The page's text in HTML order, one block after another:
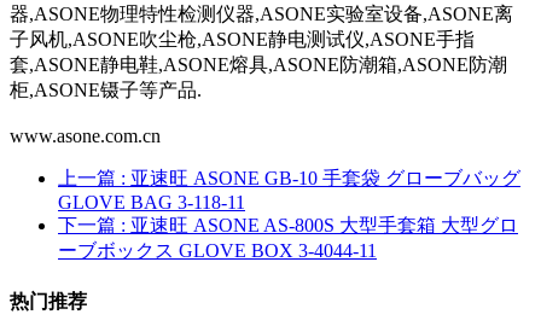
器,ASONE物理特性检测仪器,ASONE实验室设备,ASONE离
子风机,ASONE吹尘枪,ASONE静电测试仪,ASONE手指
套,ASONE静电鞋,ASONE熔具,ASONE防潮箱,ASONE防潮
柜,ASONE镊子等产品.
www.asone.com.cn
上一篇 : 亚速旺 ASONE GB-10 手套袋 グローブバッグ
GLOVE BAG 3-118-11
下一篇 : 亚速旺 ASONE AS-800S 大型手套箱 大型グロ
ーブボックス GLOVE BOX 3-4044-11
热门推荐